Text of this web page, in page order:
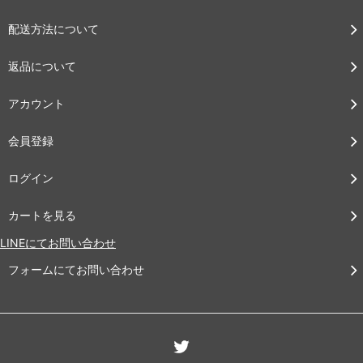
配送方法について
返品について
アカウント
会員登録
ログイン
カートを見る
LINEにてお問い合わせ
フォームにてお問い合わせ